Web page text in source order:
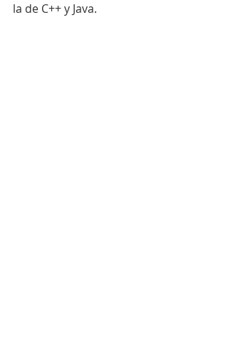
la de C++ y Java.